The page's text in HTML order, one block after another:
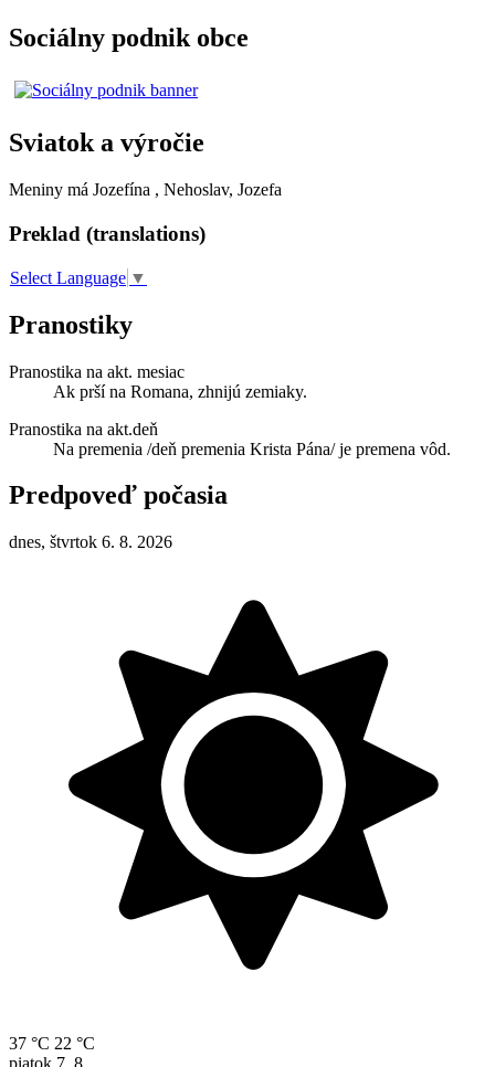
Sociálny podnik obce
Sviatok a výročie
Meniny má Jozefína , Nehoslav, Jozefa
Preklad (translations)
Select Language ▼
Pranostiky
Pranostika na akt. mesiac
Ak prší na Romana, zhnijú zemiaky.
Pranostika na akt.deň
Na premenia /deň premenia Krista Pána/ je premena vôd.
Predpoveď počasia
dnes, štvrtok 6. 8. 2026
37 °C 22 °C